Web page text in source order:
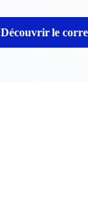
Découvrir le